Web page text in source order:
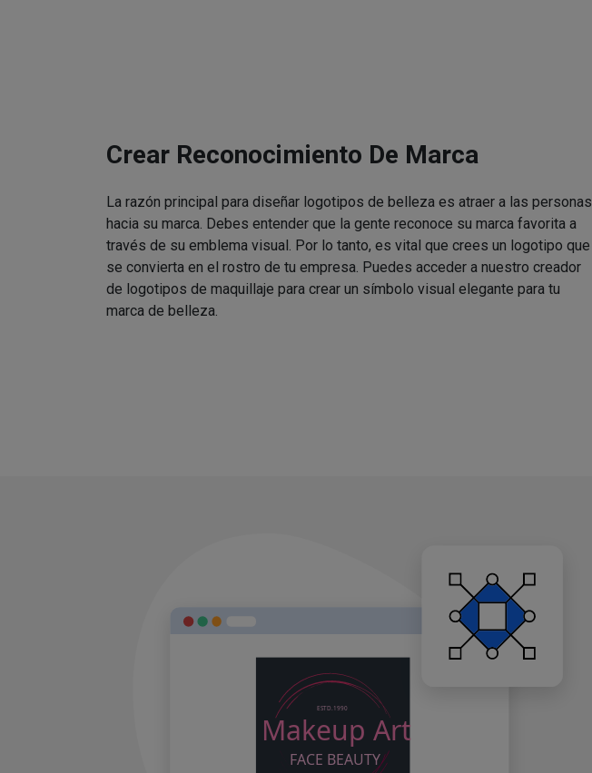
Crear Reconocimiento De Marca
La razón principal para diseñar logotipos de belleza es atraer a las personas
hacia su marca. Debes entender que la gente reconoce su marca favorita a
través de su emblema visual. Por lo tanto, es vital que crees un logotipo que
se convierta en el rostro de tu empresa. Puedes acceder a nuestro creador
de logotipos de maquillaje para crear un símbolo visual elegante para tu
marca de belleza.